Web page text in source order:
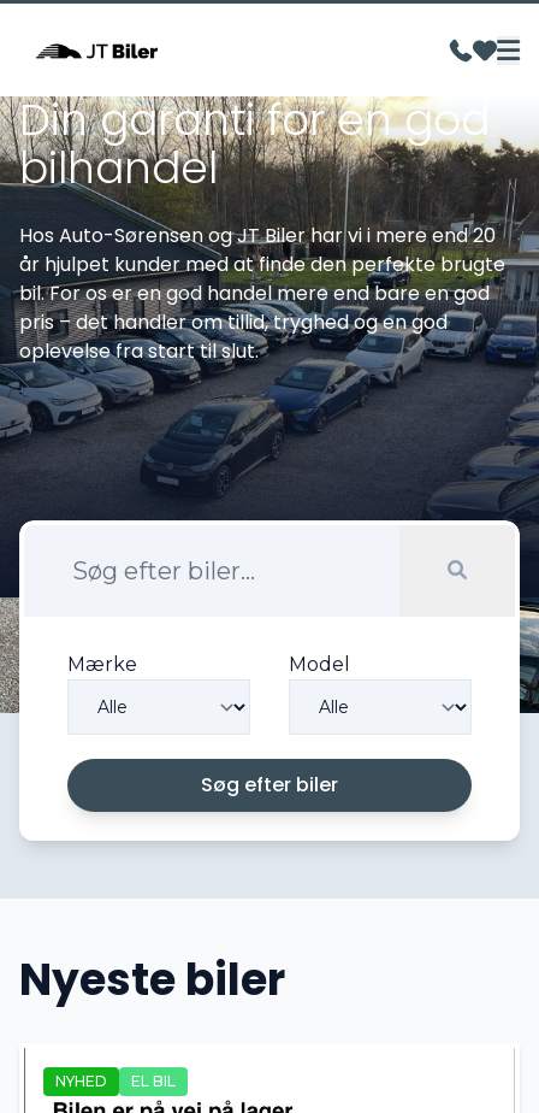
Din garanti for en god
bilhandel
Hos Auto-Sørensen og JT Biler har vi i mere end 20
år hjulpet kunder med at finde den perfekte brugte
bil. For os er en god handel mere end bare en god
pris – det handler om tillid, tryghed og en god
oplevelse fra start til slut.
Mærke Model
Søg efter biler
Nyeste biler
NYHED EL BIL